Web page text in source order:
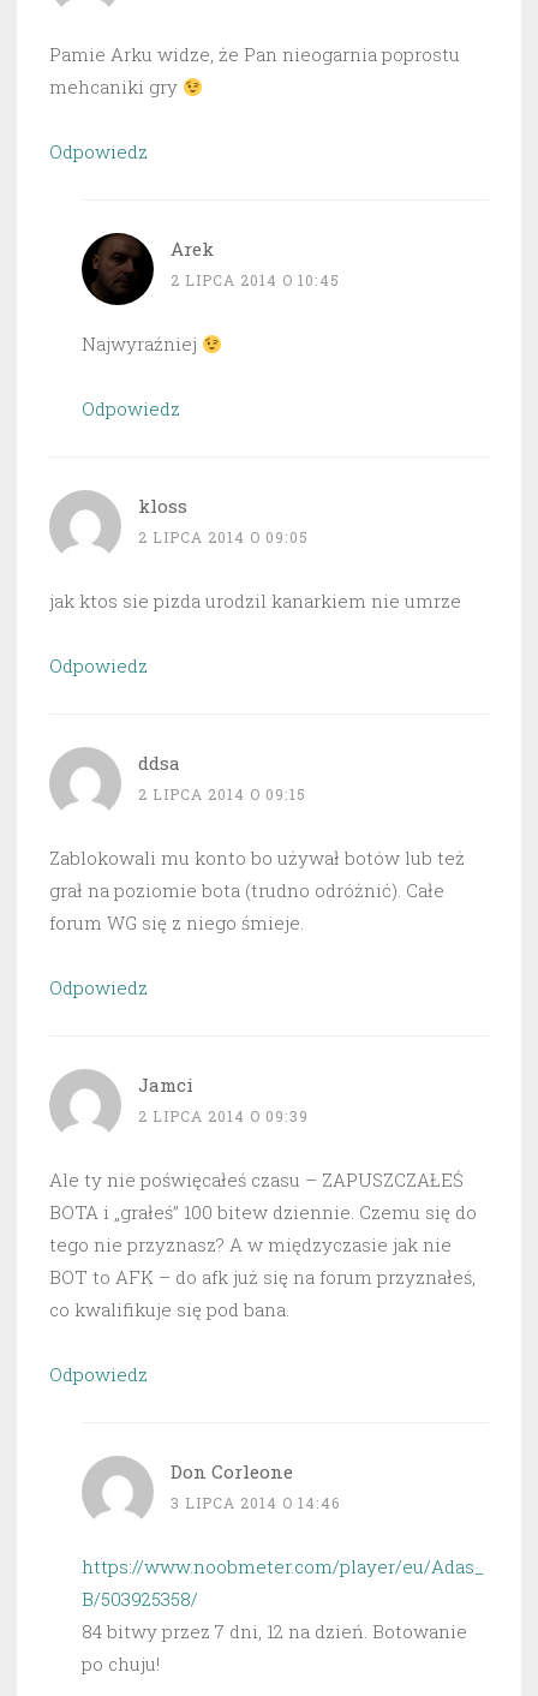
Pamie Arku widze, że Pan nieogarnia poprostu
mehcaniki gry
Odpowiedz
Arek
2 LIPCA 2014 O 10:45
Najwyraźniej
Odpowiedz
kloss
2 LIPCA 2014 O 09:05
jak ktos sie pizda urodzil kanarkiem nie umrze
Odpowiedz
ddsa
2 LIPCA 2014 O 09:15
Zablokowali mu konto bo używał botów lub też
grał na poziomie bota (trudno odróżnić). Całe
forum WG się z niego śmieje.
Odpowiedz
Jamci
2 LIPCA 2014 O 09:39
Ale ty nie poświęcałeś czasu – ZAPUSZCZAŁEŚ
BOTA i „grałeś” 100 bitew dziennie. Czemu się do
tego nie przyznasz? A w międzyczasie jak nie
BOT to AFK – do afk już się na forum przyznałeś,
co kwalifikuje się pod bana.
Odpowiedz
Don Corleone
3 LIPCA 2014 O 14:46
https://www.noobmeter.com/player/eu/Adas_
B/503925358/
84 bitwy przez 7 dni, 12 na dzień. Botowanie
po chuju!